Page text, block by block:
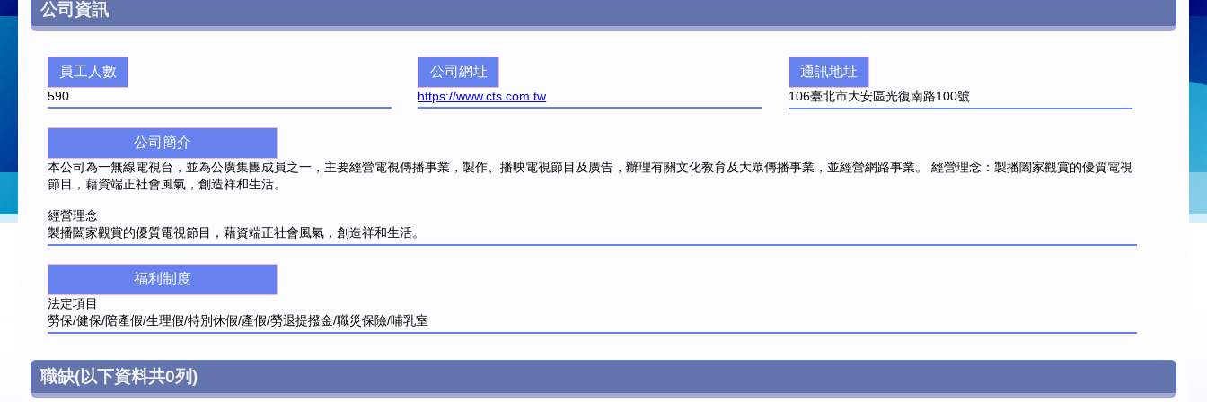
公司資訊
員工人數
590
公司網址
https://www.cts.com.tw
通訊地址
106臺北市大安區光復南路100號
公司簡介
本公司為一無線電視台，並為公廣集團成員之一，主要經營電視傳播事業，製作、播映電視節目及廣告，辦理有關文化教育及大眾傳播事業，並經營網路事業。 經營理念：製播闔家觀賞的優質電視
節目，藉資端正社會風氣，創造祥和生活。
經營理念
製播闔家觀賞的優質電視節目，藉資端正社會風氣，創造祥和生活。
福利制度
法定項目
勞保/健保/陪產假/生理假/特別休假/產假/勞退提撥金/職災保險/哺乳室
職缺(以下資料共0列)